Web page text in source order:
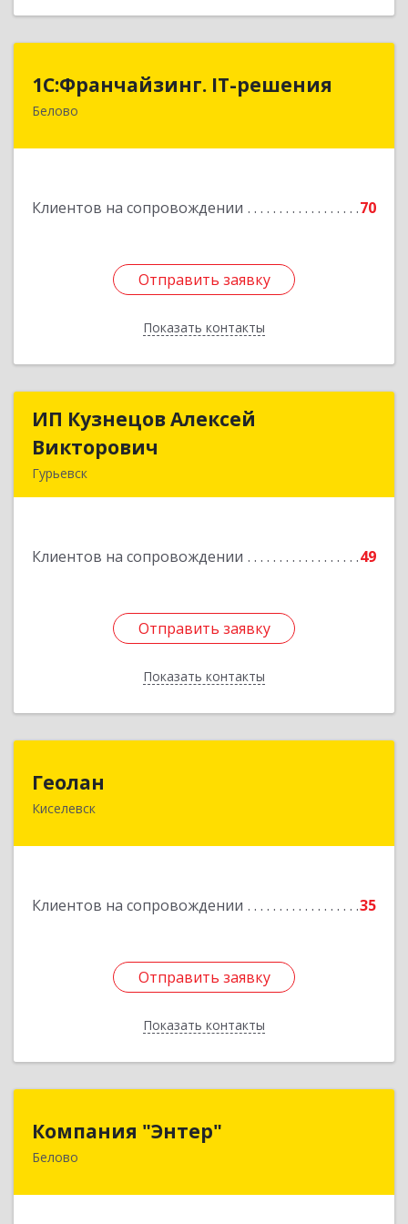
1С:Франчайзинг. IT-решения
Белово
Клиентов на сопровождении 70
Отправить заявку
Показать контакты
1С:Франчайзинг. IT-решения
Отправить заявку
Назад
ИП Кузнецов Алексей
Викторович
Гурьевск
Клиентов на сопровождении 49
Отправить заявку
Показать контакты
ИП Кузнецов Алексей
Подробнее
Отправить заявку
Назад
Геолан
Киселевск
Клиентов на сопровождении 35
Отправить заявку
Показать контакты
Отправить заявку
Назад
Компания "Энтер"
Белово
652600, Кемеровская обл, Белово г, Почтовый